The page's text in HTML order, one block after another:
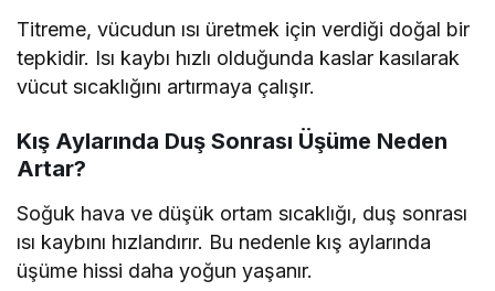
Titreme, vücudun ısı üretmek için verdiği doğal bir
tepkidir. Isı kaybı hızlı olduğunda kaslar kasılarak
vücut sıcaklığını artırmaya çalışır.
Kış Aylarında Duş Sonrası Üşüme Neden
Artar?
Soğuk hava ve düşük ortam sıcaklığı, duş sonrası
ısı kaybını hızlandırır. Bu nedenle kış aylarında
üşüme hissi daha yoğun yaşanır.